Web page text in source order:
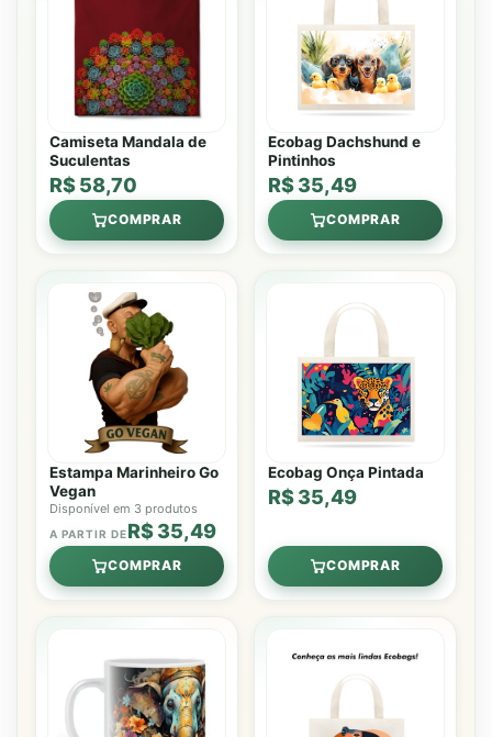
Camiseta Mandala de
Suculentas
R$ 58,70
COMPRAR
Ecobag Dachshund e
Pintinhos
R$ 35,49
COMPRAR
Estampa Marinheiro Go
Vegan
Disponível em 3 produtos
A PARTIR DER$ 35,49
COMPRAR
Ecobag Onça Pintada
R$ 35,49
COMPRAR